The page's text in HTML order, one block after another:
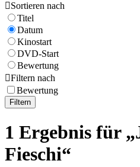
Sortieren nach
Titel
Datum
Kinostart
DVD-Start
Bewertung
Filtern nach
Bewertung
Filtern
1 Ergebnis für
Fieschi“